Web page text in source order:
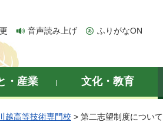
音声読み上げ ふりがなON
・産業 文化・教育
越高等技術専門校 > 第二志望制度について